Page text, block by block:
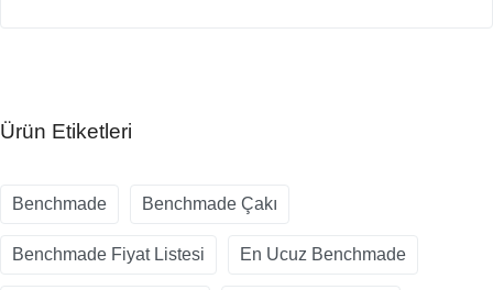
Ürün Etiketleri
Benchmade Benchmade Çakı
Benchmade Fiyat Listesi En Ucuz Benchmade